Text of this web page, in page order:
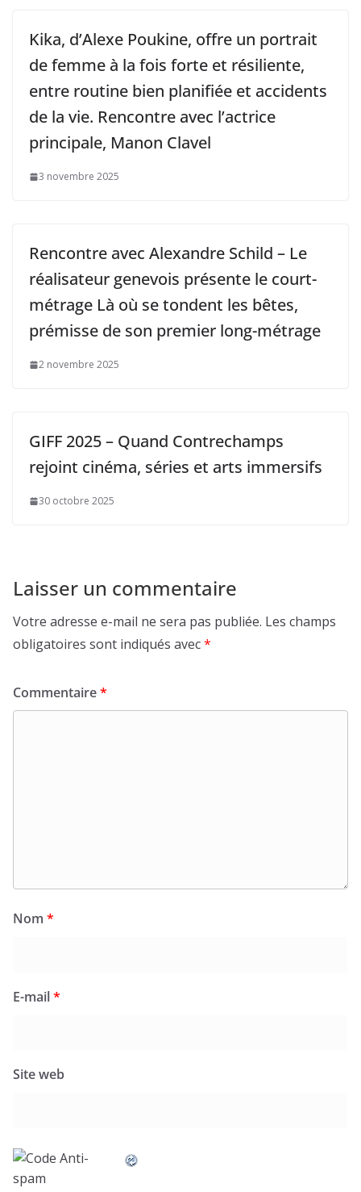
Kika, d’Alexe Poukine, offre un portrait
de femme à la fois forte et résiliente,
entre routine bien planifiée et accidents
de la vie. Rencontre avec l’actrice
principale, Manon Clavel
3 novembre 2025
Rencontre avec Alexandre Schild – Le
réalisateur genevois présente le court-
métrage Là où se tondent les bêtes,
prémisse de son premier long-métrage
2 novembre 2025
GIFF 2025 – Quand Contrechamps
rejoint cinéma, séries et arts immersifs
30 octobre 2025
Laisser un commentaire
Votre adresse e-mail ne sera pas publiée. Les champs
obligatoires sont indiqués avec*
Commentaire*
Nom *
E-mail*
Site web